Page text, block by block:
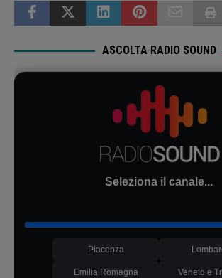
ASCOLTA RADIO SOUND
Seleziona il canale...
Piacenza
Emilia Romagna Veneto e